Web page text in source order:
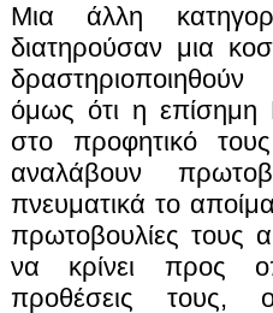
Μια άλλη
διατηρούσαν μια
δραστηριοποιηθούν
όμως ότι η επίσημη
στο προφητικό
αναλάβουν
πνευματικά το
πρωτοβουλίες τους
να κρίνει προς
προθέσεις τους,